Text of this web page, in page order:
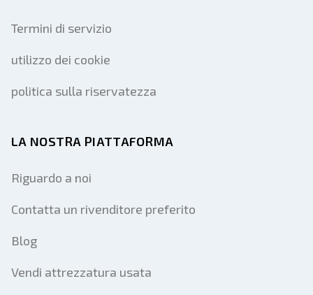
Termini di servizio
utilizzo dei cookie
politica sulla riservatezza
LA NOSTRA PIATTAFORMA
Riguardo a noi
Contatta un rivenditore preferito
Blog
Vendi attrezzatura usata